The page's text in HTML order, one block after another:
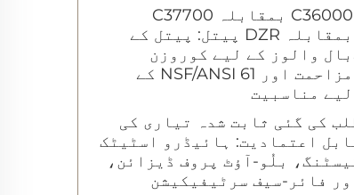
C36000 بمقابلہ C37700
بمقابلہ DZR پیتل: پیتل کے
بال والوز کے لیے کوروزن
مزاحمت اور NSF/ANSI 61 کے
لیے مناسبیت
کی گئی ثابت شدہ تیاری کی
اعتمادیت: ہائیڈرو اسٹیٹک
بلُو-آؤٹ پروف ڈیزائن،
فائر-سیف سرٹیفیکیشن